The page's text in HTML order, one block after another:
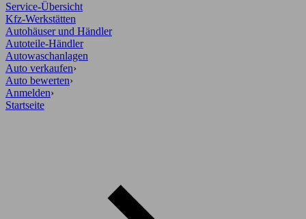
Service-Übersicht
Kfz-Werkstätten
Autohäuser und Händler
Autoteile-Händler
Autowaschanlagen
Auto verkaufen›
Auto bewerten›
Anmelden›
Startseite